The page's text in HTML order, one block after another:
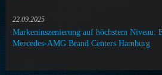
22.09.2025
Markeninszenierung auf höchstem Niveau:
Mercedes-AMG Brand Centers Hamburg